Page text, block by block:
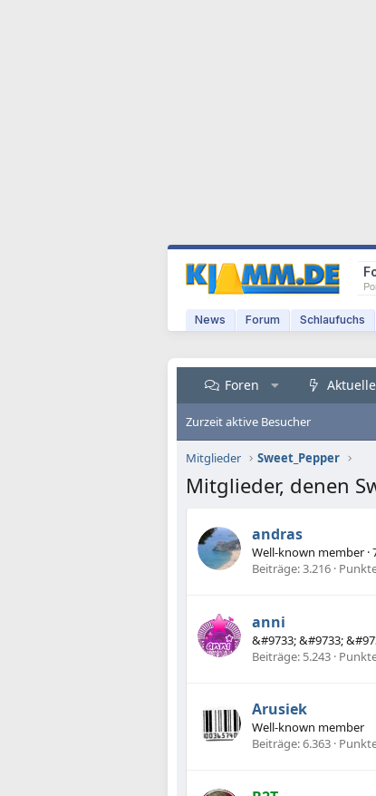
News Forum Schlaufuchs
Foren
Zurzeit aktive Besucher
Mitglieder Sweet_Pepper
Mitglieder, denen
andras
Well-known member ·
Beiträge 3.216
anni
&#9733; &#9733;
Beiträge 5.243
Arusiek
Well-known member
Beiträge 6.363